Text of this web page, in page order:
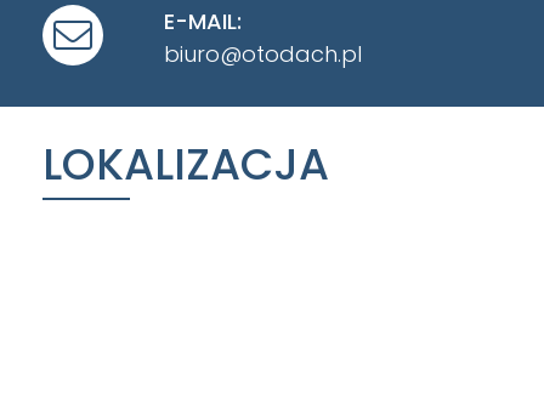
E-MAIL:
biuro@otodach.pl
LOKALIZACJA